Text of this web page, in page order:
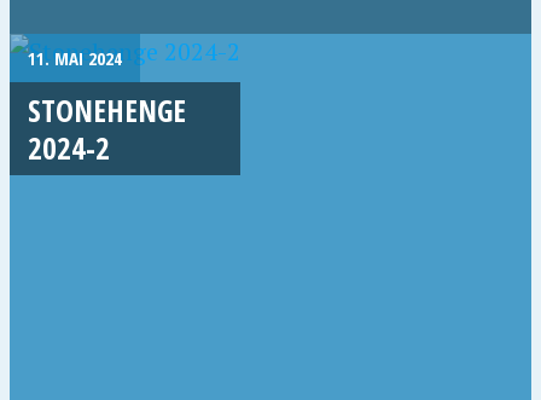
11. MAI 2024
STONEHENGE
2024-2